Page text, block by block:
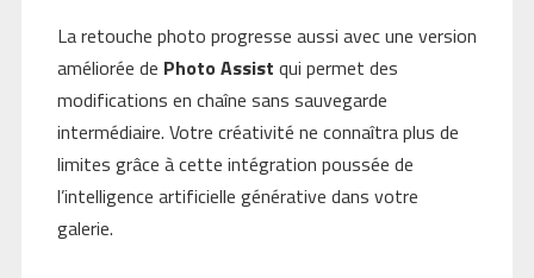
La retouche photo progresse aussi avec une version
améliorée de Photo Assist qui permet des
modifications en chaîne sans sauvegarde
intermédiaire. Votre créativité ne connaîtra plus de
limites grâce à cette intégration poussée de
l’intelligence artificielle générative dans votre
galerie.